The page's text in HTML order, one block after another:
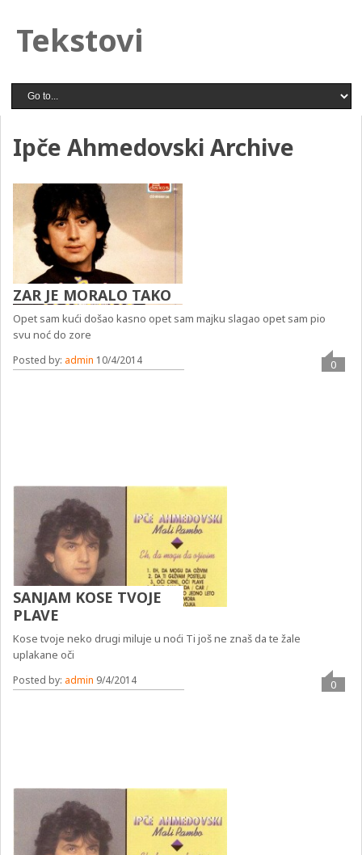
Tekstovi
Ipče Ahmedovski Archive
ZAR JE MORALO TAKO
Opet sam kući došao kasno opet sam majku slagao opet sam pio
svu noć do zore
Posted by: admin 10/4/2014 0
SANJAM KOSE TVOJE
PLAVE
Kose tvoje neko drugi miluje u noći Ti još ne znaš da te žale
uplakane oči
Posted by: admin 9/4/2014 0